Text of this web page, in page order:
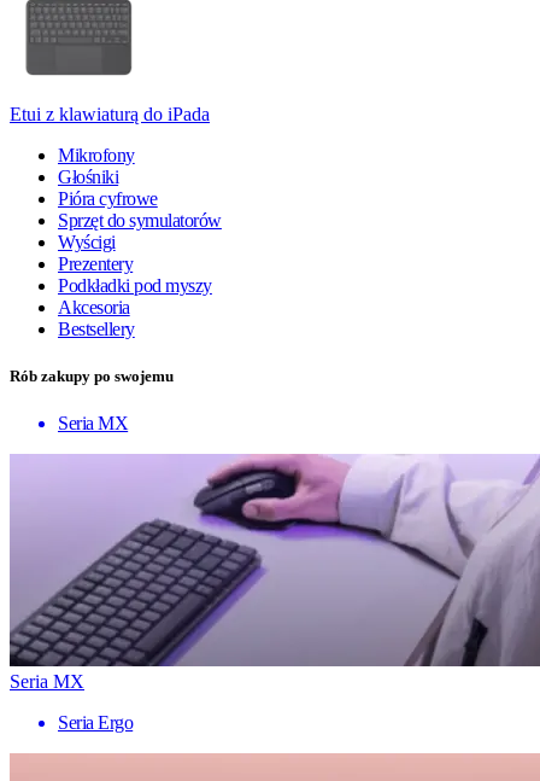
Etui z klawiaturą do iPada
Mikrofony
Głośniki
Pióra cyfrowe
Sprzęt do symulatorów
Wyścigi
Prezentery
Podkładki pod myszy
Akcesoria
Bestsellery
Rób zakupy po swojemu
Seria MX
Seria MX
Seria Ergo